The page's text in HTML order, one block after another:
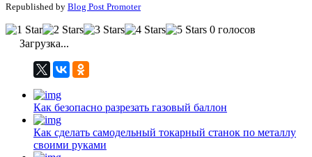
Republished by Blog Post Promoter
0 голосов
Загрузка...
Как безопасно разрезать газовый баллон
Как сделать самодельный токарный станок по металлу
своими руками